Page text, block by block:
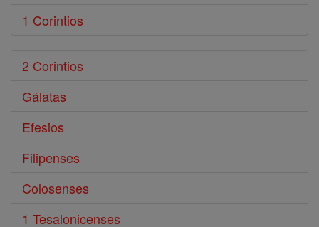
1 Corintios
2 Corintios
Gálatas
Efesios
Filipenses
Colosenses
1 Tesalonicenses